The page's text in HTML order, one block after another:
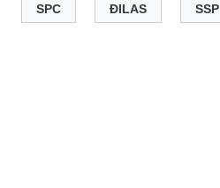
SPC ĐILAS SSP